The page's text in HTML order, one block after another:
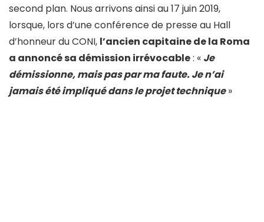
second plan. Nous arrivons ainsi au 17 juin 2019,
lorsque, lors d’une conférence de presse au Hall
d’honneur du CONI, l’ancien capitaine de la Roma
a annoncé sa démission irrévocable: « Je
démissionne, mais pas par ma faute. Je n’ai
jamais été impliqué dansle projet technique»